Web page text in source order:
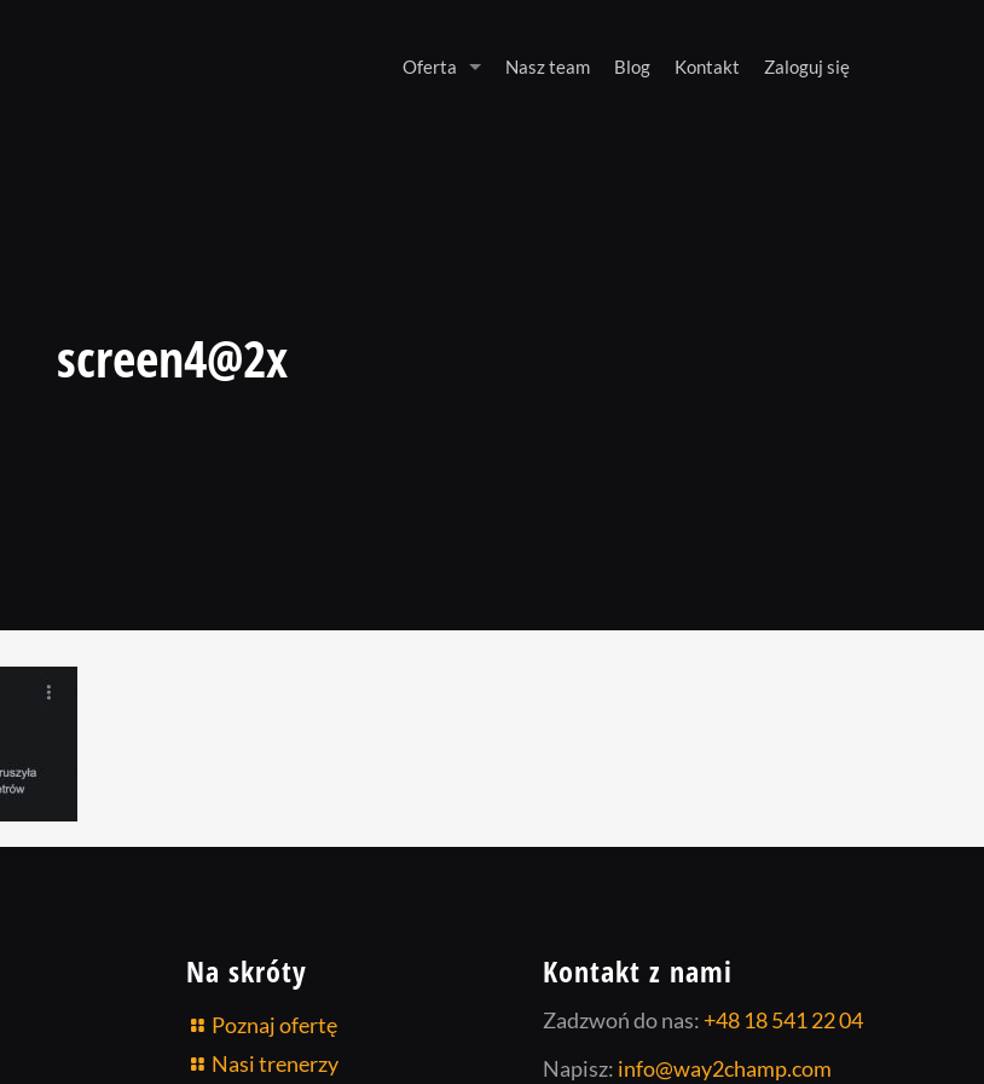
Oferta Nasz team Blog Kontakt Zaloguj się
screen4@2x
Na skróty
Poznaj ofertę
Nasi trenerzy
Kontakt z nami
Zadzwoń do nas: +48 18 541 22 04
Napisz: info@way2champ.com